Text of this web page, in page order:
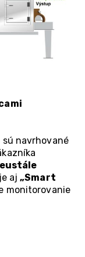
sú navrhované
aj„Smart
monitorovanie